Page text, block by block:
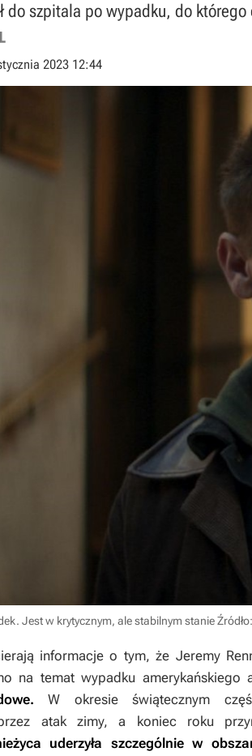
do szpitala po wypadku, do
2023 12:44
Jest w krytycznym, ale stabilnym stanie
informacje o tym, że Jeremy
na temat wypadku amerykańskiego
W okresie świątecznym
atak zimy, a koniec roku
uderzyła szczególnie w